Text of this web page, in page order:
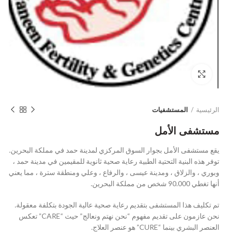
Click to enlarge
الرئيسية المستشفيات
مستشفى الأمل
يقع مستشفى الأمل بجوار السوق المركزي لمدينة حمد في مملكة البحرين.
توفر هذه البنية التحتية الطبية رعاية صحية ثانوية للمقيمين في مدينة حمد ،
وبوري ، والزلاق ، ومدينة عيسى ، والرفاع ، وعلي ومنطقة سترة ، مما يعني
أنها تغطي 90.000 شخص من مملكة البحرين.
تم تكليف هذا المستشفى بتقديم رعاية صحية عالية الجودة بتكلفة معقولة.
نحن عازمون على تقديم مفهوم “نحن نهتم ونعالج” حيث “CARE” تعكس
العنصر البشري بينما “CURE” هو عنصر العلاج.